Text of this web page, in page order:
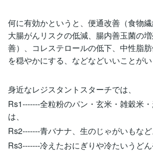
何に有効かというと、便通改善（食物繊
大腸がんリスクの低減、腸内善玉菌の
善）、コレステロールの低下、中性脂
を穏やかにする、などなどいいことがい
身近なレジスタントスターチでは、
Rs1‐------全粒粉のパン・玄米・雑穀米
は、
Rs2-------青バナナ、生のじゃがいもなど
Rs3-------冷えたおにぎりや冷たいうど